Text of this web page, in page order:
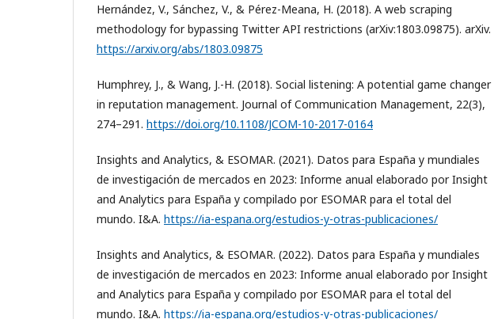
Hernández, V., Sánchez, V., & Pérez-Meana, H. (2018). A web scraping
methodology for bypassing Twitter API restrictions (arXiv:1803.09875). arXiv.
https://arxiv.org/abs/1803.09875
Humphrey, J., & Wang, J.-H. (2018). Social listening: A potential game changer
in reputation management. Journal of Communication Management, 22(3),
274–291. https://doi.org/10.1108/JCOM-10-2017-0164
Insights and Analytics, & ESOMAR. (2021). Datos para España y mundiales
de investigación de mercados en 2023: Informe anual elaborado por Insight
and Analytics para España y compilado por ESOMAR para el total del
mundo. I&A. https://ia-espana.org/estudios-y-otras-publicaciones/
Insights and Analytics, & ESOMAR. (2022). Datos para España y mundiales
de investigación de mercados en 2023: Informe anual elaborado por Insight
and Analytics para España y compilado por ESOMAR para el total del
mundo. I&A. https://ia-espana.org/estudios-y-otras-publicaciones/